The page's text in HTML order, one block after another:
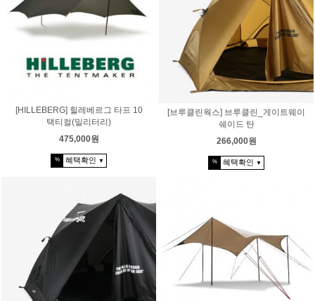
[HILLEBERG] 힐레베르그 타프 10
택티컬(밀리터리)
475,000원
% 혜택확인 ▼
[브루클린웍스] 브루클린_게이트웨이
쉐이드 탄
266,000원
% 혜택확인 ▼